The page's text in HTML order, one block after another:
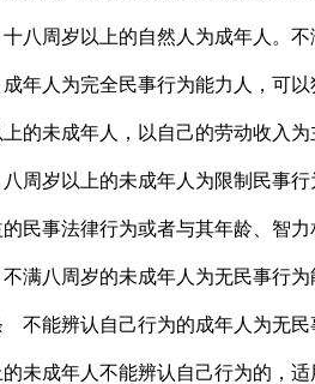
周岁以上的自然人为成年人。不
人为完全民事行为能力人，可以
未成年人，以自己的劳动收入为
以上的未成年人为限制民事行
民事法律行为或者与其年龄、智
八周岁的未成年人为无民事行为
辨认自己行为的成年人为无民
成年人不能辨认自己行为的，适